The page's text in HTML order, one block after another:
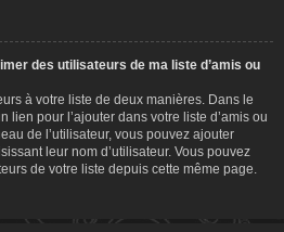
des utilisateurs de ma liste d’amis ou
à votre liste de deux manières. Dans le
lien pour l’ajouter dans votre liste d’amis ou
de l’utilisateur, vous pouvez ajouter
leur nom d’utilisateur. Vous pouvez
de votre liste depuis cette même page.